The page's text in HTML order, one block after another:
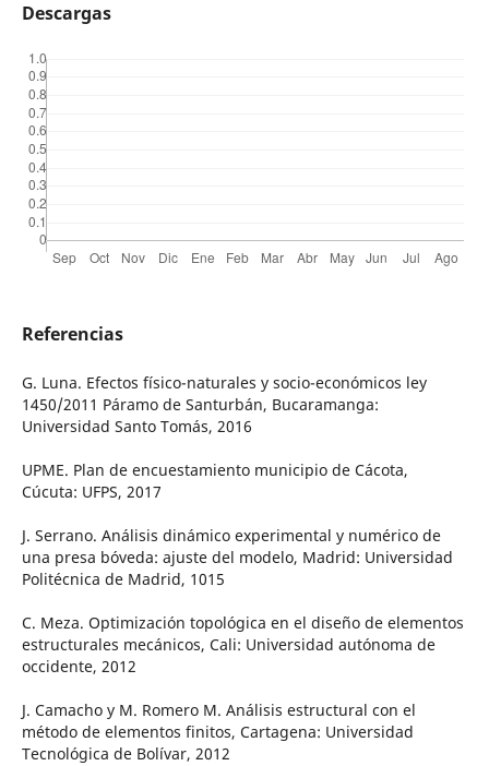
Descargas
Referencias
G. Luna. Efectos físico-naturales y socio-económicos ley
1450/2011 Páramo de Santurbán, Bucaramanga:
Universidad Santo Tomás, 2016
UPME. Plan de encuestamiento municipio de Cácota,
Cúcuta: UFPS, 2017
J. Serrano. Análisis dinámico experimental y numérico de
una presa bóveda: ajuste del modelo, Madrid: Universidad
Politécnica de Madrid, 1015
C. Meza. Optimización topológica en el diseño de elementos
estructurales mecánicos, Cali: Universidad autónoma de
occidente, 2012
J. Camacho y M. Romero M. Análisis estructural con el
método de elementos finitos, Cartagena: Universidad
Tecnológica de Bolívar, 2012